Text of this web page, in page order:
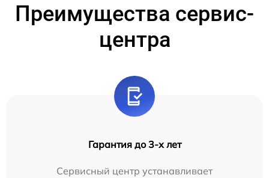
Преимущества сервис-
центра
Гарантия до 3-х лет
Сервисный центр устанавливает